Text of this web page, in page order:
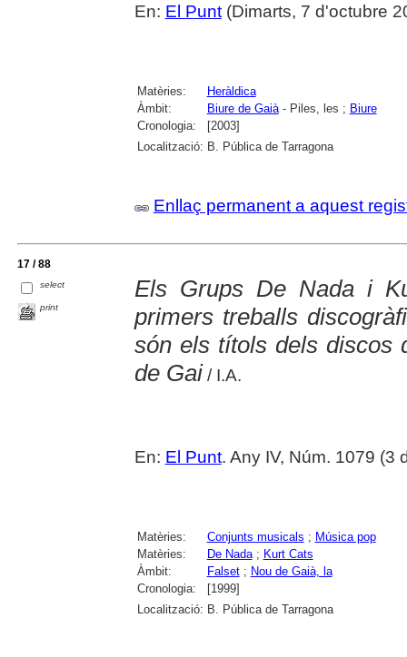
En: El Punt(Dimarts, 7 d'octubre
Matèries:
Heràldica
Àmbit:
Biure de Gaià- Piles, les ; Biure
Cronologia:
[2003]
Localització: B. Pública de Tarragona
Enllaç permanent a aquest
17 / 88
select
print
Els Grups De Nada i
primers treballs
són els títols dels discos
de Gai/ I.A.
En: El Punt. Any IV, Núm. 1079 (3
Matèries: Conjunts musicals ; Música pop
Matèries:
De Nada; Kurt Cats
Àmbit:
Falset; Nou de Gaià, la
Cronologia:
[1999]
Localització: B. Pública de Tarragona